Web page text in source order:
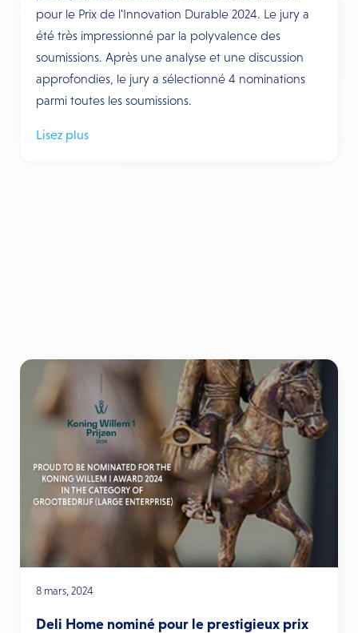
pour le Prix de l'Innovation Durable 2024. Le jury a
été très impressionné par la polyvalence des
soumissions. Après une analyse et une discussion
approfondies, le jury a sélectionné 4 nominations
parmi toutes les soumissions.
Lisez plus
8 mars, 2024
Deli Home nominé pour le prestigieux prix